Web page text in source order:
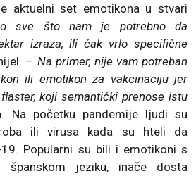
aktuelni set emotikona u stvari
sve što nam je potrebno da
izraza, ili čak vrlo specifične
– Na primer, nije vam potreban
ili emotikon za vakcinaciju jer
koji semantički prenose istu
Na početku pandemije ljudi su
ili virusa kada su hteli da
Popularni su bili i emotikoni s
jeziku, inače dosta